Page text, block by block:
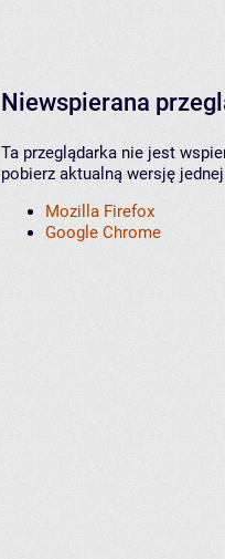
Niewspierana
Ta przeglądarka nie jest
pobierz aktualną wersję
Mozilla Firefox
Google Chrome